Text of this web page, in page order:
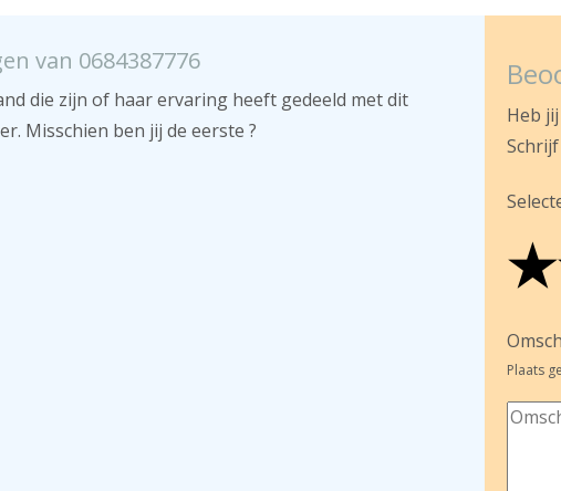
van 0684387776
die zijn of haar ervaring heeft gedeeld met dit
Misschien ben jij de eerste ?
Heb
★
★
★
★
★
Plaats